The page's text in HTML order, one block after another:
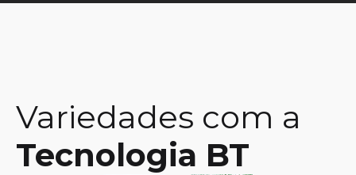
Variedades com a
Tecnologia BT